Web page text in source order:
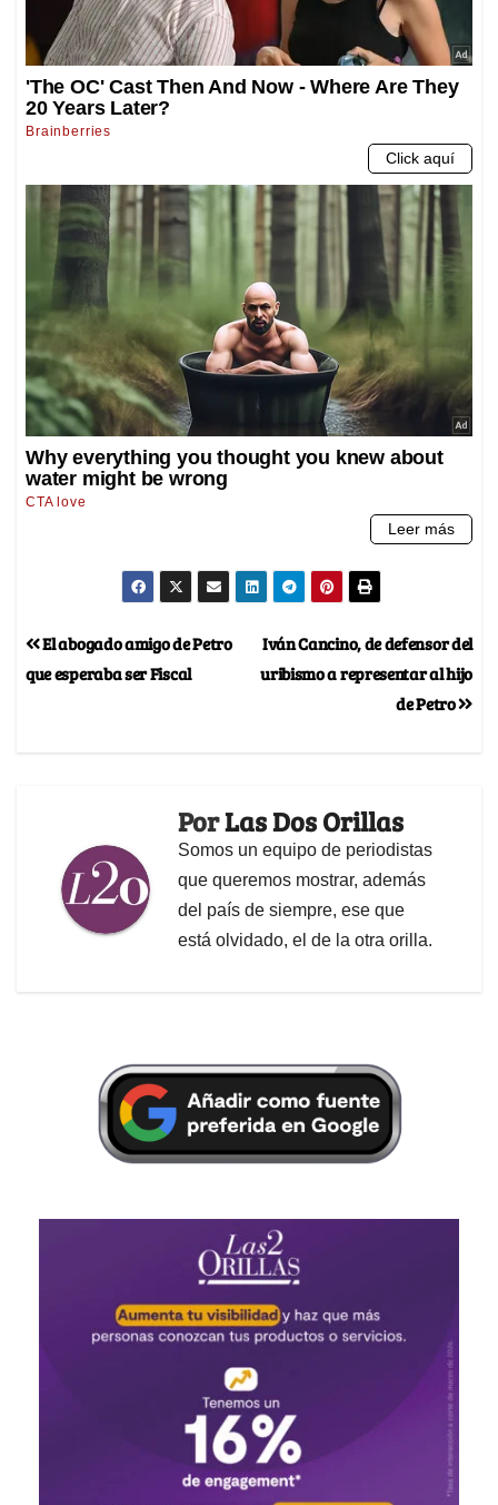
Iván Cancino, de defensor del
uribismo a representar al hijo
de Petro
El abogado amigo de Petro
que esperaba ser Fiscal
PorLas Dos Orillas
Somos un equipo de periodistas
que queremos mostrar, además
del país de siempre, ese que
está olvidado, el de la otra orilla.